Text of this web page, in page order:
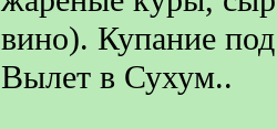
вино). Купание
Вылет в Сухум..